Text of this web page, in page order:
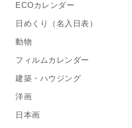
ECOカレンダー
日めくり（名入日表）
動物
フィルムカレンダー
建築・ハウジング
洋画
日本画